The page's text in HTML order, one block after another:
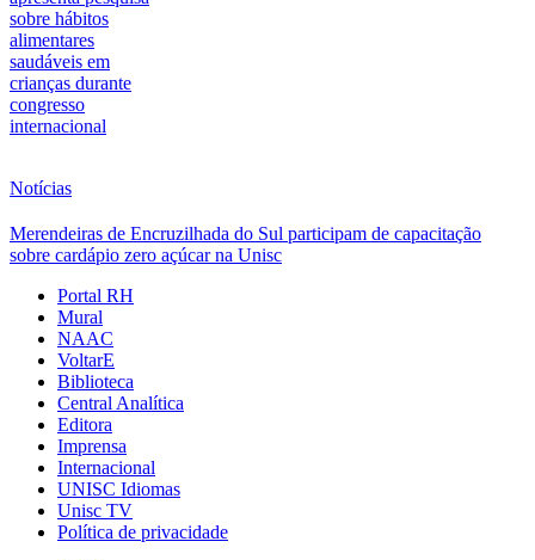
sobre hábitos
alimentares
saudáveis em
crianças durante
congresso
internacional
Notícias
Merendeiras de Encruzilhada do Sul participam de capacitação
sobre cardápio zero açúcar na Unisc
Portal RH
Mural
NAAC
VoltarE
Biblioteca
Central Analítica
Editora
Imprensa
Internacional
UNISC Idiomas
Unisc TV
Política de privacidade